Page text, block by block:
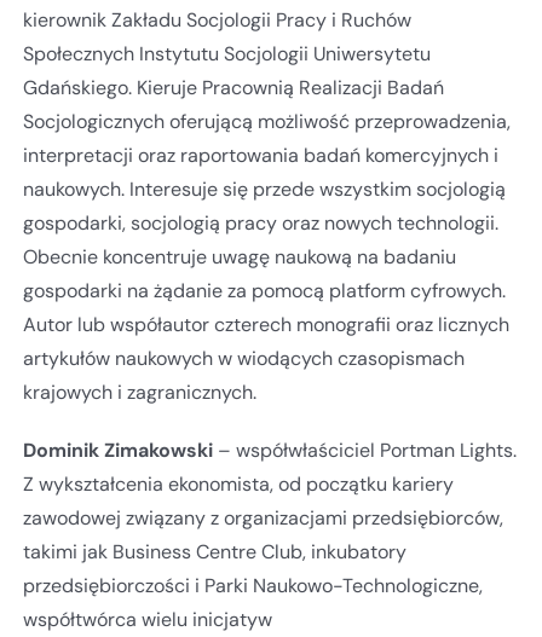
kierownik Zakładu Socjologii Pracy i Ruchów
Społecznych Instytutu Socjologii Uniwersytetu
Gdańskiego. Kieruje Pracownią Realizacji Badań
Socjologicznych oferującą możliwość przeprowadzenia,
interpretacji oraz raportowania badań komercyjnych i
naukowych. Interesuje się przede wszystkim socjologią
gospodarki, socjologią pracy oraz nowych technologii.
Obecnie koncentruje uwagę naukową na badaniu
gospodarki na żądanie za pomocą platform cyfrowych.
Autor lub współautor czterech monografii oraz licznych
artykułów naukowych w wiodących czasopismach
krajowych i zagranicznych.
Dominik Zimakowski – współwłaściciel Portman Lights.
Z wykształcenia ekonomista, od początku kariery
zawodowej związany z organizacjami przedsiębiorców,
takimi jak Business Centre Club, inkubatory
przedsiębiorczości i Parki Naukowo-Technologiczne,
współtwórca wielu inicjatyw